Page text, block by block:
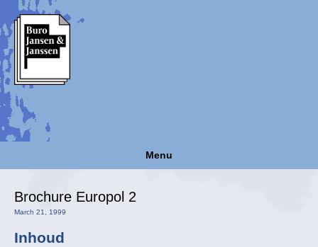
Menu
Brochure Europol 2
March 21, 1999
Inhoud